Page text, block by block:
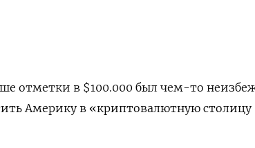
отметки в $100.000 был чем-то
Америку в «криптовалютную столицу